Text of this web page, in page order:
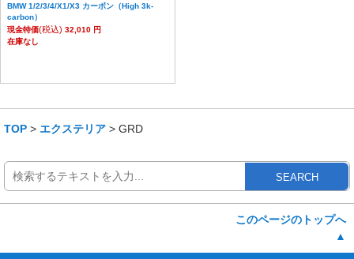
BMW 1/2/3/4/X1/X3 カーボン（High 3k-
carbon）
現金特価(税込) 32,010 円
在庫なし
TOP > エクステリア > GRD
SEARCH
このページのトップへ
▲